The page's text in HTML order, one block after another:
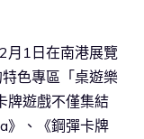
月1日在南港展覽
色專區「桌遊樂
牌遊戲不僅集結
》、《鋼彈卡牌